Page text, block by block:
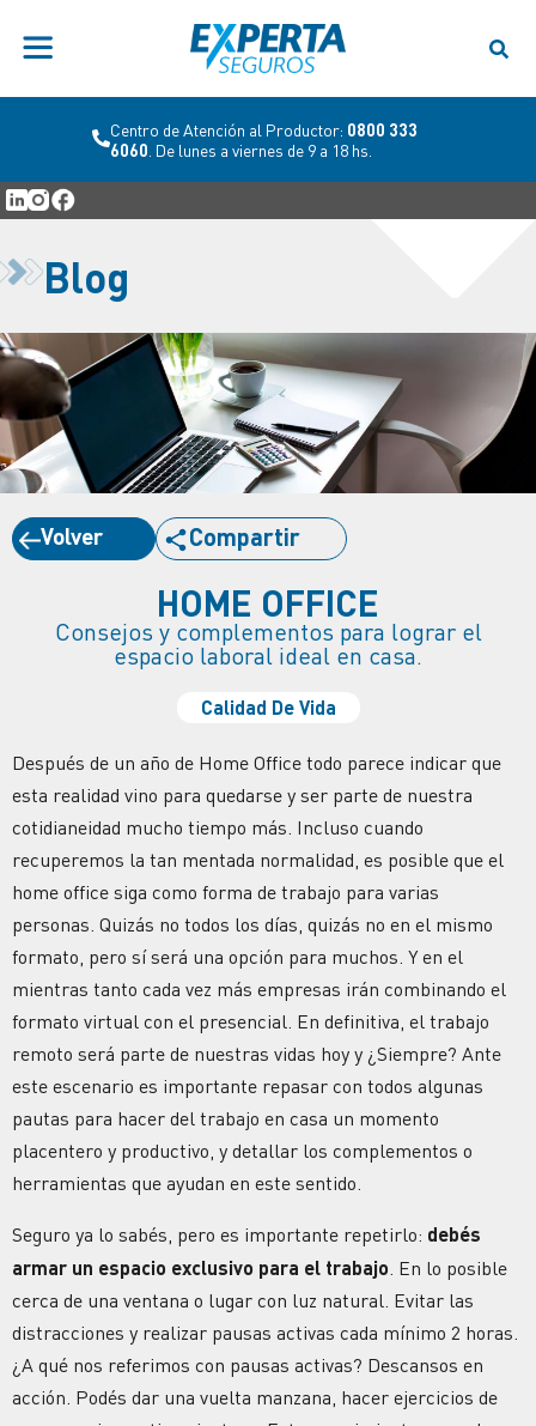
Centro de Atención al Productor: 0800 333
6060 . De lunes a viernes de 9 a 18 hs.
Blog
Volver Compartir
HOME OFFICE
Consejos y complementos para lograr el
espacio laboral ideal en casa.
Calidad De Vida
Después de un año de Home Office todo parece indicar que
esta realidad vino para quedarse y ser parte de nuestra
cotidianeidad mucho tiempo más. Incluso cuando
recuperemos la tan mentada normalidad, es posible que el
home office siga como forma de trabajo para varias
personas. Quizás no todos los días, quizás no en el mismo
formato, pero sí será una opción para muchos. Y en el
mientras tanto cada vez más empresas irán combinando el
formato virtual con el presencial. En definitiva, el trabajo
remoto será parte de nuestras vidas hoy y ¿Siempre? Ante
este escenario es importante repasar con todos algunas
pautas para hacer del trabajo en casa un momento
placentero y productivo, y detallar los complementos o
herramientas que ayudan en este sentido.
Seguro ya lo sabés, pero es importante repetirlo: debés
armar un espacio exclusivo para el trabajo . En lo posible
cerca de una ventana o lugar con luz natural. Evitar las
distracciones y realizar pausas activas cada mínimo 2 horas.
¿A qué nos referimos con pausas activas? Descansos en
acción. Podés dar una vuelta manzana, hacer ejercicios de